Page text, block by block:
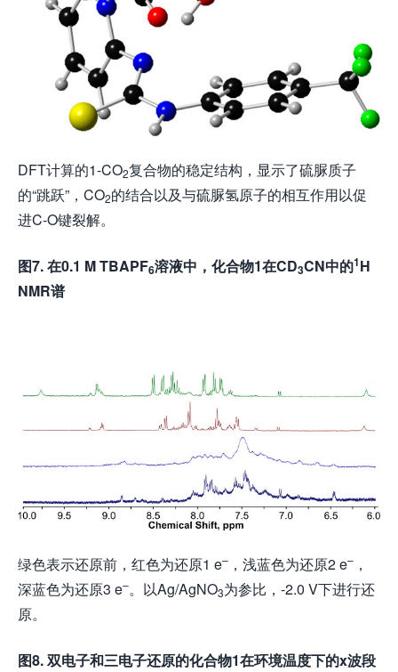
DFT计算的1-CO2复合物的稳定结构，显示了硫脲质子
的“跳跃”，CO2的结合以及与硫脲氢原子的相互作用以促
进C-O键裂解。
图7.在0.1 M TBAPF6溶液中 ，化合物1在CD3CN中的1H
NMR谱
绿色表示还原前，红色为还原1 e– ，浅蓝色为还原2 e– ，
深蓝色为还原3 e–。以Ag/AgNO3为参比，-2.0 V下进行还
原。
图8.双电子和三电子还原的化合物1在环境温度下的x波段